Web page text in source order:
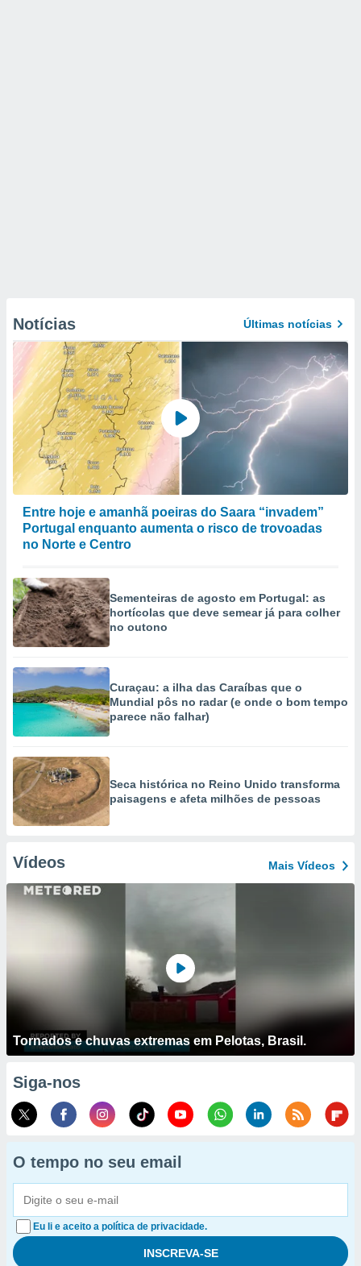
Notícias Últimas notícias
Entre hoje e amanhã poeiras do Saara “invadem”
Portugal enquanto aumenta o risco de trovoadas
no Norte e Centro
Sementeiras de agosto em Portugal: as
hortícolas que deve semear já para colher
no outono
Curaçau: a ilha das Caraíbas que o
Mundial pôs no radar (e onde o bom tempo
parece não falhar)
Seca histórica no Reino Unido transforma
paisagens e afeta milhões de pessoas
Vídeos Mais Vídeos
Tornados e chuvas extremas em Pelotas, Brasil.
Siga-nos
O tempo no seu email
Eu li e aceito a política de privacidade.